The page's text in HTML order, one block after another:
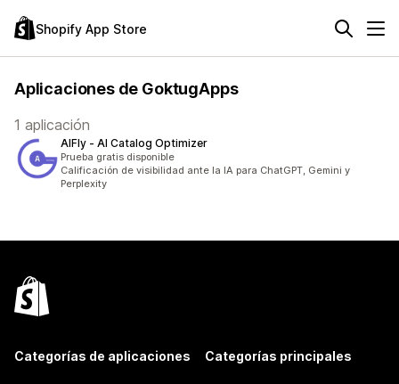
Shopify App Store
Aplicaciones de GoktugApps
1 aplicación
AIFly ‑ AI Catalog Optimizer
Prueba gratis disponible
Calificación de visibilidad ante la IA para ChatGPT, Gemini y
Perplexity
Categorías de aplicaciones Categorías principales